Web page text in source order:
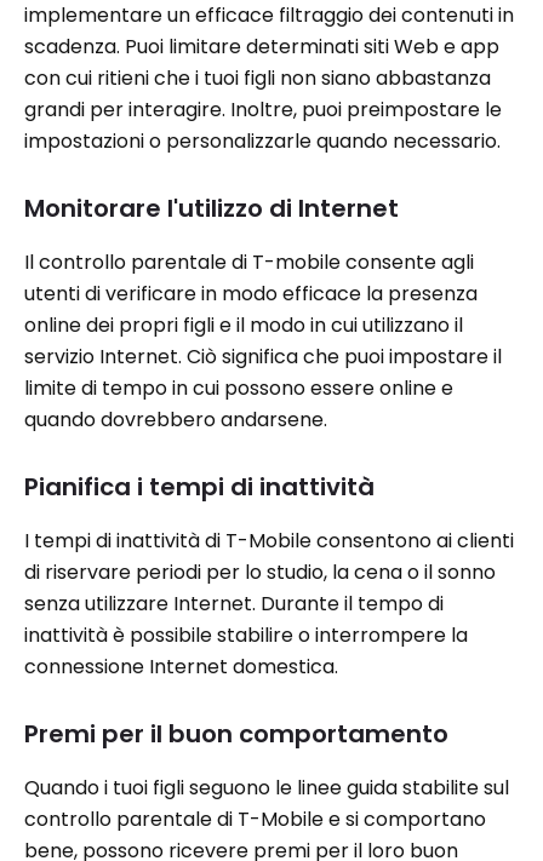
implementare un efficace filtraggio dei contenuti in
scadenza. Puoi limitare determinati siti Web e app
con cui ritieni che i tuoi figli non siano abbastanza
grandi per interagire. Inoltre, puoi preimpostare le
impostazioni o personalizzarle quando necessario.
Monitorare l'utilizzo di Internet
Il controllo parentale di T-mobile consente agli
utenti di verificare in modo efficace la presenza
online dei propri figli e il modo in cui utilizzano il
servizio Internet. Ciò significa che puoi impostare il
limite di tempo in cui possono essere online e
quando dovrebbero andarsene.
Pianifica i tempi di inattività
I tempi di inattività di T-Mobile consentono ai clienti
di riservare periodi per lo studio, la cena o il sonno
senza utilizzare Internet. Durante il tempo di
inattività è possibile stabilire o interrompere la
connessione Internet domestica.
Premi per il buon comportamento
Quando i tuoi figli seguono le linee guida stabilite sul
controllo parentale di T-Mobile e si comportano
bene, possono ricevere premi per il loro buon